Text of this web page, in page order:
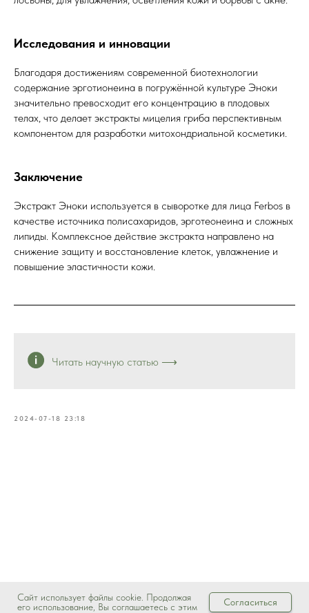
Исследования и инновации
Благодаря достижениям современной биотехнологии
содержание эрготионеина в погружённой культуре Эноки
значительно превосходит его концентрацию в плодовых
телах, что делает экстракты мицелия гриба перспективным
компонентом для разработки митохондриальной косметики.
Заключение
Экстракт Эноки используется в сыворотке для лица Ferbos в
качестве источника полисахаридов, эрготеонеина и сложных
липиды. Комплексное действие экстракта направлено на
снижение защиту и восстановление клеток, увлажнение и
повышение эластичности кожи.
Читать научную статью ⟶
2024-07-18 23:18
Сайт использует файлы cookie. Продолжая
его использование, Вы соглашаетесь с этим
Согласиться